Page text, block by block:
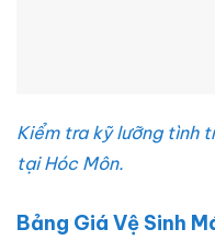
Kiểm tra kỹ lưỡng tình
tại Hóc Môn.
Bảng Giá Vệ Sinh